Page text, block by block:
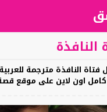
النافذة مترجمة